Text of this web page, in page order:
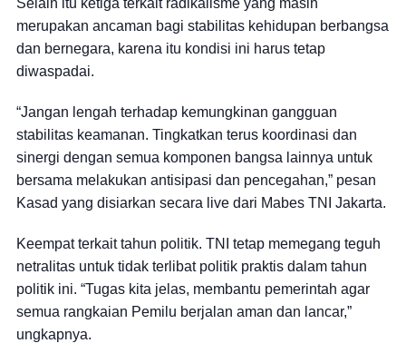
merupakan ancaman bagi stabilitas kehidupan berbangsa
dan bernegara, karena itu kondisi ini harus tetap
diwaspadai.
“Jangan lengah terhadap kemungkinan gangguan
stabilitas keamanan. Tingkatkan terus koordinasi dan
sinergi dengan semua komponen bangsa lainnya untuk
bersama melakukan antisipasi dan pencegahan,” pesan
Kasad yang disiarkan secara live dari Mabes TNI Jakarta.
Keempat terkait tahun politik. TNI tetap memegang teguh
netralitas untuk tidak terlibat politik praktis dalam tahun
politik ini. “Tugas kita jelas, membantu pemerintah agar
semua rangkaian Pemilu berjalan aman dan lancar,”
ungkapnya.